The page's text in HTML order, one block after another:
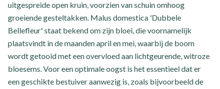
uitgespreide open kruin, voorzien van schuin omhoog
groeiende gesteltakken. Malus domestica 'Dubbele
Bellefleur' staat bekend om zijn bloei, die voornamelijk
plaatsvindt in de maanden april en mei, waarbij de boom
wordt getooid met een overvloed aan lichtgeurende, witroze
bloesems. Voor een optimale oogst is het essentieel dat er
een geschikte bestuiver aanwezig is, zoals bijvoorbeeld de